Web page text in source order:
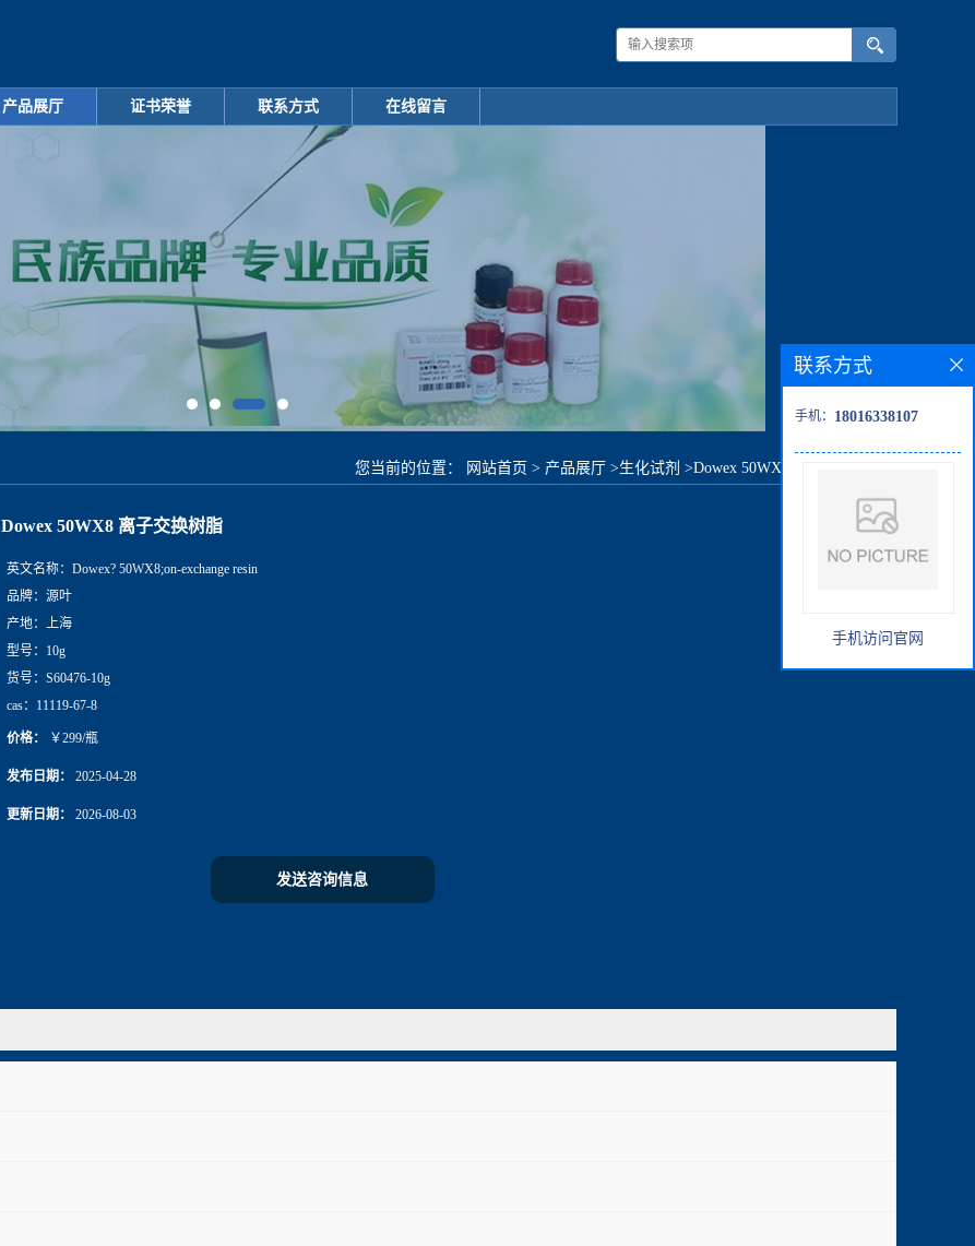
产品展厅 证书荣誉 联系方式 在线留言
您当前的位置： 网站首页 > 产品展厅 >生化试剂 >Dowex 50WX8 离子交换树脂
Dowex 50WX8 离子交换树脂
英文名称： Dowex? 50WX8;on-exchange resin
品牌： 源叶
产地： 上海
型号： 10g
货号： S60476-10g
cas： 11119-67-8
价格： ￥299/瓶
发布日期： 2025-04-28
更新日期： 2026-08-03
发送咨询信息
联系方式
手机： 18016338107
手机访问官网